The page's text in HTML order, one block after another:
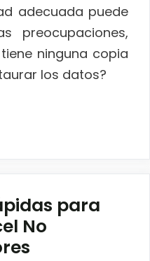
adecuada puede
preocupaciones,
ninguna copia
los datos?
para
No